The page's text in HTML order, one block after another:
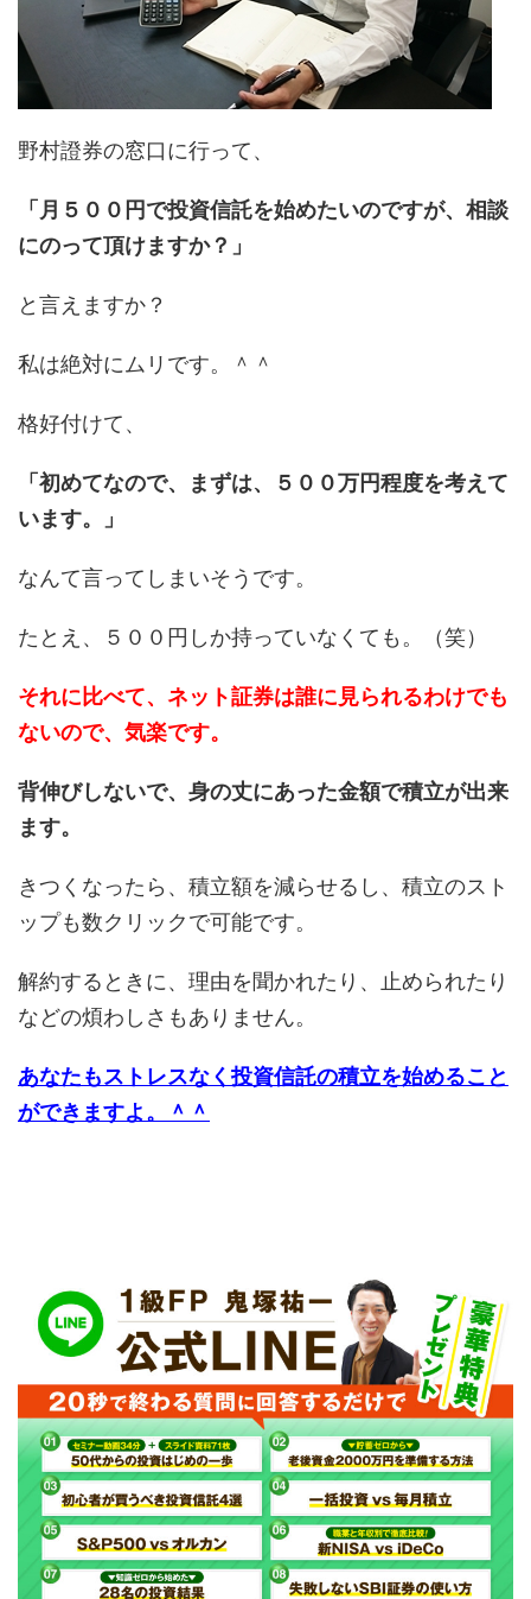
野村證券の窓口に行って、
「月５００円で投資信託を始めたいのですが、相談
にのって頂けますか？」
と言えますか？
私は絶対にムリです。＾＾
格好付けて、
「初めてなので、まずは、５００万円程度を考えて
います。」
なんて言ってしまいそうです。
たとえ、５００円しか持っていなくても。（笑）
それに比べて、ネット証券は誰に見られるわけでも
ないので、気楽です。
背伸びしないで、身の丈にあった金額で積立が出来
ます。
きつくなったら、積立額を減らせるし、積立のスト
ップも数クリックで可能です。
解約するときに、理由を聞かれたり、止められたり
などの煩わしさもありません。
あなたもストレスなく投資信託の積立を始めること
ができますよ。＾＾